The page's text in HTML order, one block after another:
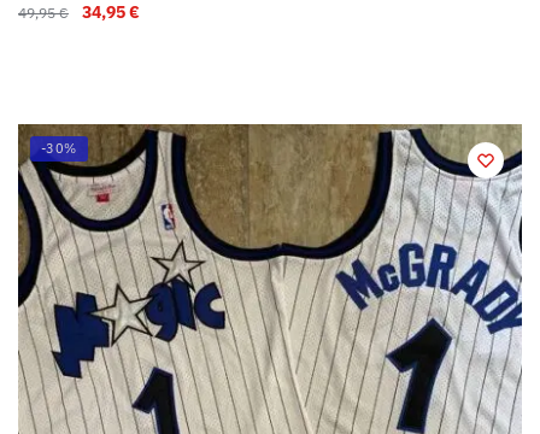
49,95€ 34,95€
-30%